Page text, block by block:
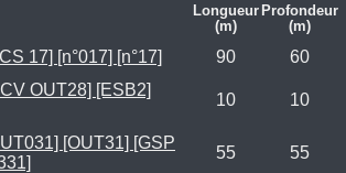
Longueur
(m)
Profondeur
(m)
17] [n°017] [n°17] 90 60
OUT28] [ESB2]
10 10
[OUT31] [GSP
55 55